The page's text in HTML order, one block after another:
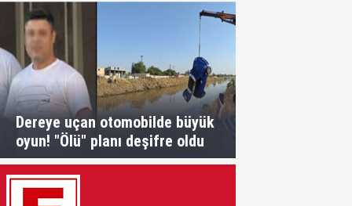
Dereye uçan otomobilde büyük
oyun! "Ölü" planı deşifre oldu